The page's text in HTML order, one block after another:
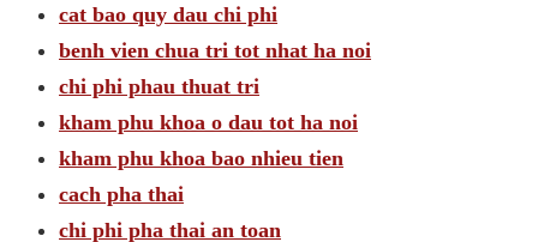
cat bao quy dau chi phi
benh vien chua tri tot nhat ha noi
chi phi phau thuat tri
kham phu khoa o dau tot ha noi
kham phu khoa bao nhieu tien
cach pha thai
chi phi pha thai an toan